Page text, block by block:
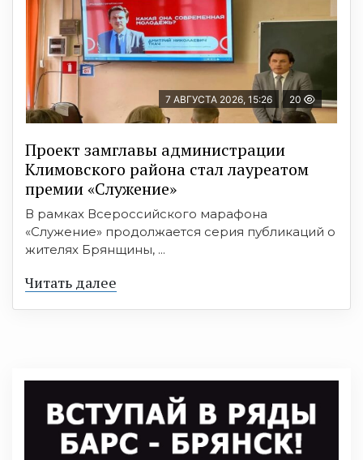
7 АВГУСТА 2026, 15:26 20
Проект замглавы администрации
Климовского района стал лауреатом
премии «Служение»
В рамках Всероссийского марафона
«Служение» продолжается серия публикаций о
жителях Брянщины, ...
Читать далее